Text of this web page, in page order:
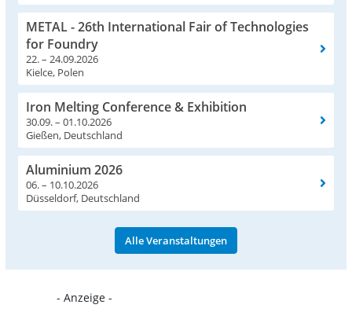
METAL - 26th International Fair of Technologies
for Foundry
22. – 24.09.2026
Kielce, Polen
Iron Melting Conference & Exhibition
30.09. – 01.10.2026
Gießen, Deutschland
Aluminium 2026
06. – 10.10.2026
Düsseldorf, Deutschland
Alle Veranstaltungen
- Anzeige -